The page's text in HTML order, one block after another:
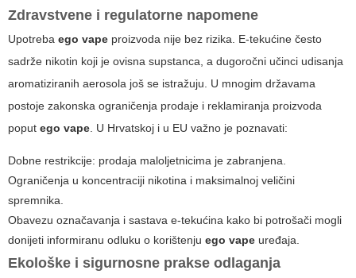
Zdravstvene i regulatorne napomene
Upotreba ego vape proizvoda nije bez rizika. E-tekućine često
sadrže nikotin koji je ovisna supstanca, a dugoročni učinci udisanja
aromatiziranih aerosola još se istražuju. U mnogim državama
postoje zakonska ograničenja prodaje i reklamiranja proizvoda
poput ego vape. U Hrvatskoj i u EU važno je poznavati:
Dobne restrikcije: prodaja maloljetnicima je zabranjena.
Ograničenja u koncentraciji nikotina i maksimalnoj veličini
spremnika.
Obavezu označavanja i sastava e-tekućina kako bi potrošači mogli
donijeti informiranu odluku o korištenju ego vape uređaja.
Ekološke i sigurnosne prakse odlaganja